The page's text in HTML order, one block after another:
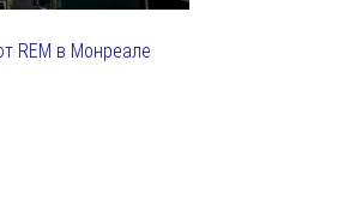
REM в Монреале